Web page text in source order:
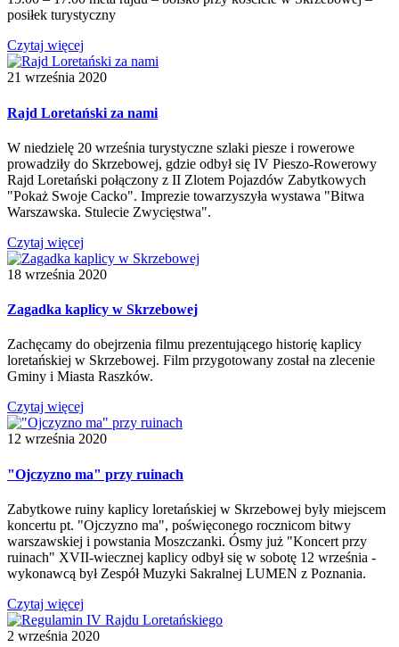
posiłek turystyczny
Czytaj więcej
21 września 2020
Rajd Loretański za nami
W niedzielę 20 września turystyczne szlaki piesze i rowerowe
prowadziły do Skrzebowej, gdzie odbył się IV Pieszo-Rowerowy
Rajd Loretański połączony z II Zlotem Pojazdów Zabytkowych
"Pokaż Swoje Cacko". Imprezie towarzyszyła wystawa "Bitwa
Warszawska. Stulecie Zwycięstwa".
Czytaj więcej
18 września 2020
Zagadka kaplicy w Skrzebowej
Zachęcamy do obejrzenia filmu prezentującego historię kaplicy
loretańskiej w Skrzebowej. Film przygotowany został na zlecenie
Gminy i Miasta Raszków.
Czytaj więcej
12 września 2020
"Ojczyzno ma" przy ruinach
Zabytkowe ruiny kaplicy loretańskiej w Skrzebowej były miejscem
koncertu pt. "Ojczyzno ma", poświęconego rocznicom bitwy
warszawskiej i powstania Moszczanki. Ósmy już "Koncert przy
ruinach" XVII-wiecznej kaplicy odbył się w sobotę 12 września -
wykonawcą był Zespół Muzyki Sakralnej LUMEN z Poznania.
Czytaj więcej
2 września 2020